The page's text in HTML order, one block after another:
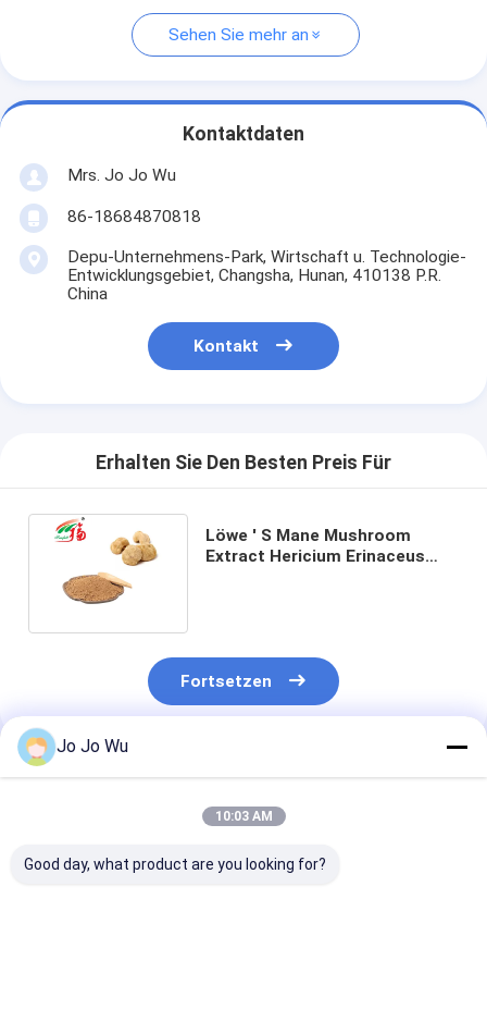
Sehen Sie mehr an
Kontaktdaten
Mrs. Jo Jo Wu
86-18684870818
Depu-Unternehmens-Park, Wirtschaft u. Technologie-
Entwicklungsgebiet, Changsha, Hunan, 410138 P.R.
China
Kontakt
Erhalten Sie Den Besten Preis Für
Löwe ′ S Mane Mushroom
Extract Hericium Erinaceus
Fortsetzen
Empfohlene Produkte
Jo Jo Wu
10:03 AM
Good day, what product are you looking for?